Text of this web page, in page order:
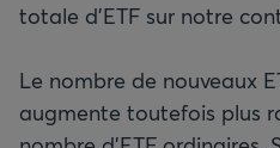
totale d’ETF sur notre
Le nombre de nouveaux
augmente toutefois plus